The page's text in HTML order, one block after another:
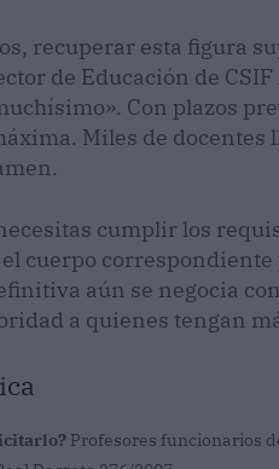
recuperar esta figura
de Educación de
Con plazos
Miles de
cumplir los
cuerpo
aún se negocia
a quienes tengan
Profesores funcionarios